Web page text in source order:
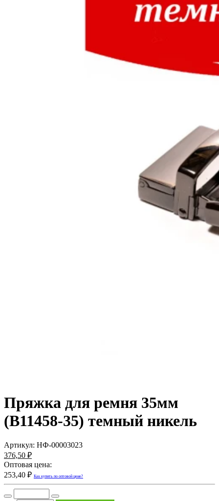
Пряжка для ремня 35мм
(В11458-35) темный никель
Артикул: НФ-00003023
376,50 ₽
Оптовая цена:
253,40 ₽ Как купить по оптовой цене?